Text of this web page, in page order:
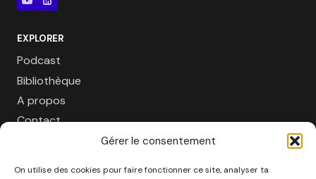
Gérer le consentement
On utilise des cookies pour faire fonctionner ce site, analyser ta
EXPLORER
Podcast
Bibliothèque
A propos
Contact